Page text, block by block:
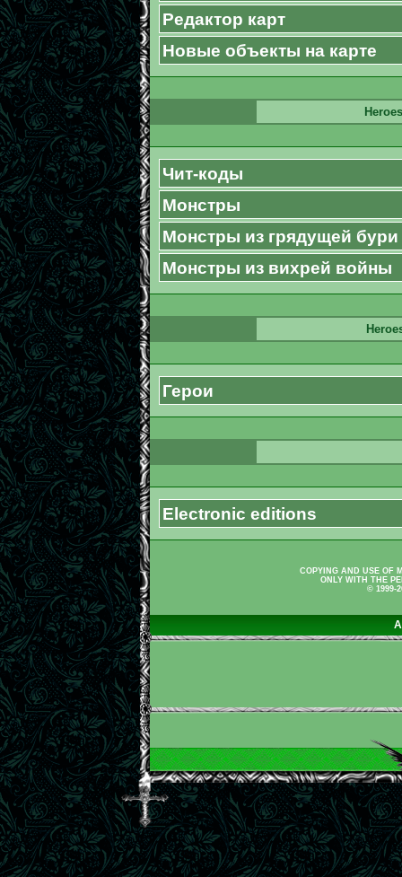
Редактор карт
Новые объекты на карте
Чит-коды
Монстры
Монстры из грядущей бури
Монстры из вихрей войны
Герои
Electronic editions
COPYING AND USE OF
ONLY WITH THE
© 1999-